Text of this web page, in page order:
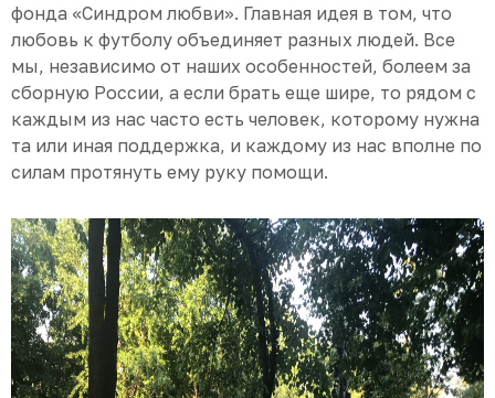
фонда «Синдром любви». Главная идея в том, что
любовь к футболу объединяет разных людей. Все
мы, независимо от наших особенностей, болеем за
сборную России, а если брать еще шире, то рядом с
каждым из нас часто есть человек, которому нужна
та или иная поддержка, и каждому из нас вполне по
силам протянуть ему руку помощи.